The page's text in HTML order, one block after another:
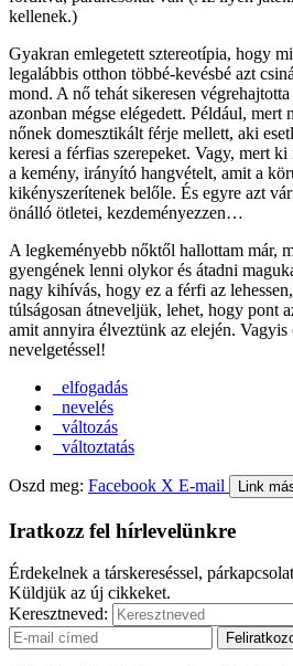
kellenek.)
Gyakran emlegetett sztereotípia, hogy
legalábbis otthon többé-kevésbé azt
mond. A nő tehát sikeresen
azonban mégse elégedett. Például, mert
nőnek domesztikált férje mellett, aki
keresi a férfias szerepeket. Vagy, mert
a kemény, irányító hangvételt, amit a
kikényszerítenek belőle. És egyre azt
önálló ötletei, kezdeményezzen…
A legkeményebb nőktől hallottam már,
gyengének lenni olykor és átadni
nagy kihívás, hogy ez a férfi az
túlságosan átneveljük, lehet, hogy pont
amit annyira élveztünk az elején. Vagyis
nevelgetéssel!
elfogadás
nevelés
változás
változtatás
Oszd meg: Facebook X E-mail Link
Iratkozz fel hírlevelünkre
Érdekelnek a társkereséssel,
Küldjük az új cikkeket.
Keresztneved: